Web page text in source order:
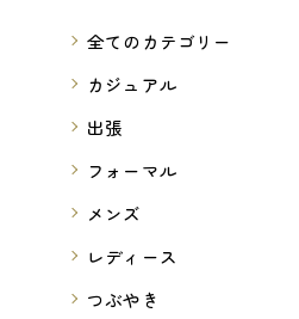
全てのカテゴリー
カジュアル
出張
フォーマル
メンズ
レディース
つぶやき